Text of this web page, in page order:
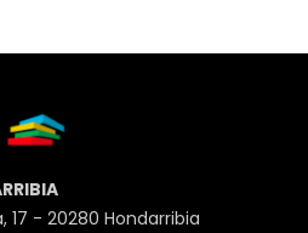
7.50cm.
25gr.
17 - 20280 Hondarribia